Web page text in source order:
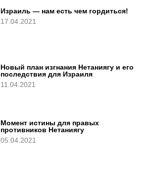
Израиль — нам есть чем гордиться!
17.04.2021
Новый план изгнания Нетаниягу и его
последствия для Израиля
11.04.2021
Момент истины для правых
противников Нетаниягу
05.04.2021